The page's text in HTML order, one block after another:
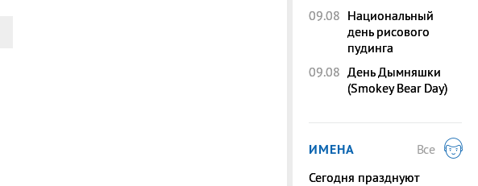
09.08 Национальный
день рисового
пудинга
09.08 День Дымняшки
(Smokey Bear Day)
ИМЕНА
Все
Сегодня празднуют